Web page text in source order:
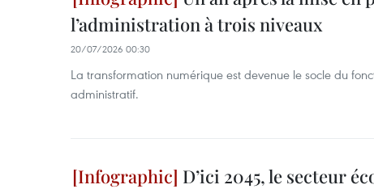
l’administration à trois niveaux
20/07/2026 00:30
La transformation numérique est devenue le socle du
administratif.
D’ici 2045, le secteur